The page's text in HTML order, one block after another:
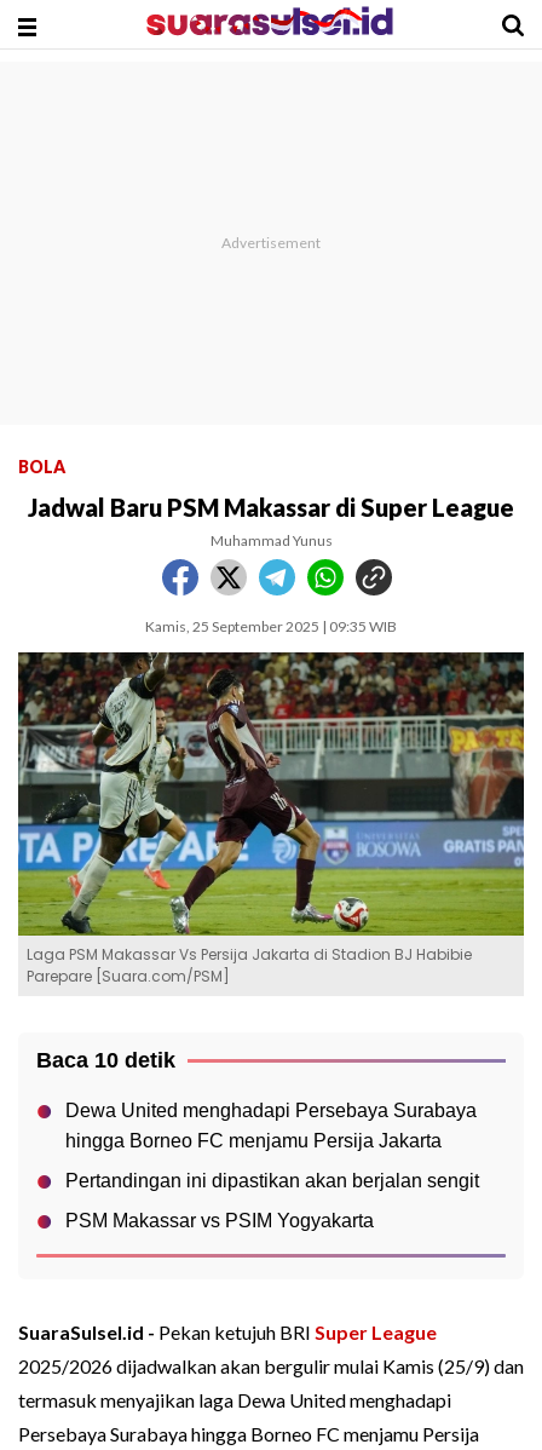
BOLA
Jadwal Baru PSM Makassar di Super League
Muhammad Yunus
Kamis, 25 September 2025 | 09:35 WIB
Laga PSM Makassar Vs Persija Jakarta di Stadion BJ Habibie
Parepare [Suara.com/PSM]
Baca 10 detik
Dewa United menghadapi Persebaya Surabaya
hingga Borneo FC menjamu Persija Jakarta
Pertandingan ini dipastikan akan berjalan sengit
PSM Makassar vs PSIM Yogyakarta
SuaraSulsel.id - Pekan ketujuh BRI Super League
2025/2026 dijadwalkan akan bergulir mulai Kamis (25/9) dan
termasuk menyajikan laga Dewa United menghadapi
Persebaya Surabaya hingga Borneo FC menjamu Persija